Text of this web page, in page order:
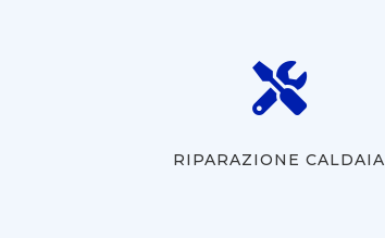

RIPARAZIONE CALDAIA